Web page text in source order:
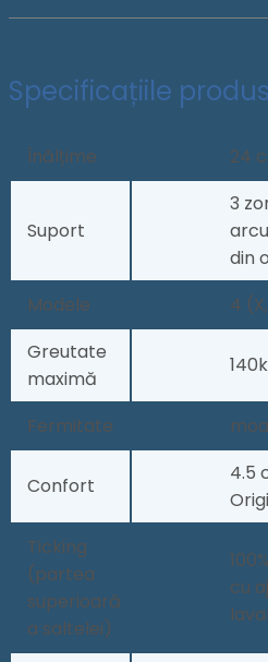
Specificațiile
Înălțime 24
Suport
3
din
Modele
4
Greutate
maximă
Fermitate
Confort
4.5
Ticking
(partea
superioară
a saltelei)
cu